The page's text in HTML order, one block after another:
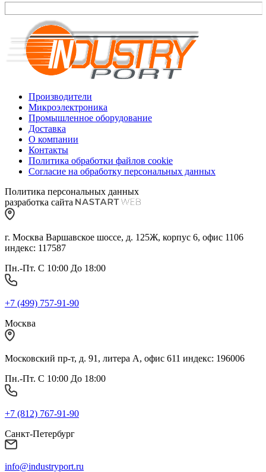
Производители
Микроэлектроника
Промышленное оборудование
Доставка
О компании
Контакты
Политика обработки файлов cookie
Согласие на обработку персональных данных
Политика персональных данных
разработка сайта
г. Москва Варшавское шоссе, д. 125Ж, корпус 6, офис 1106
индекс: 117587
Пн.-Пт. С 10:00 До 18:00
+7 (499) 757-91-90
Москва
Московский пр-т, д. 91, литера А, офис 611 индекс: 196006
Пн.-Пт. С 10:00 До 18:00
+7 (812) 767-91-90
Санкт-Петербург
info@industryport.ru